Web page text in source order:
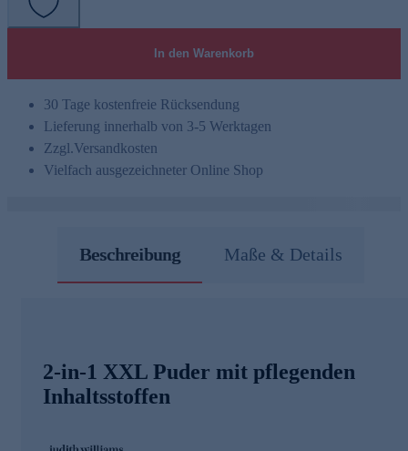
In den Warenkorb
30 Tage kostenfreie Rücksendung
Lieferung innerhalb von 3-5 Werktagen
Zzgl.Versandkosten
Vielfach ausgezeichneter Online Shop
Beschreibung Maße & Details
2-in-1 XXL Puder mit pflegenden
Inhaltsstoffen